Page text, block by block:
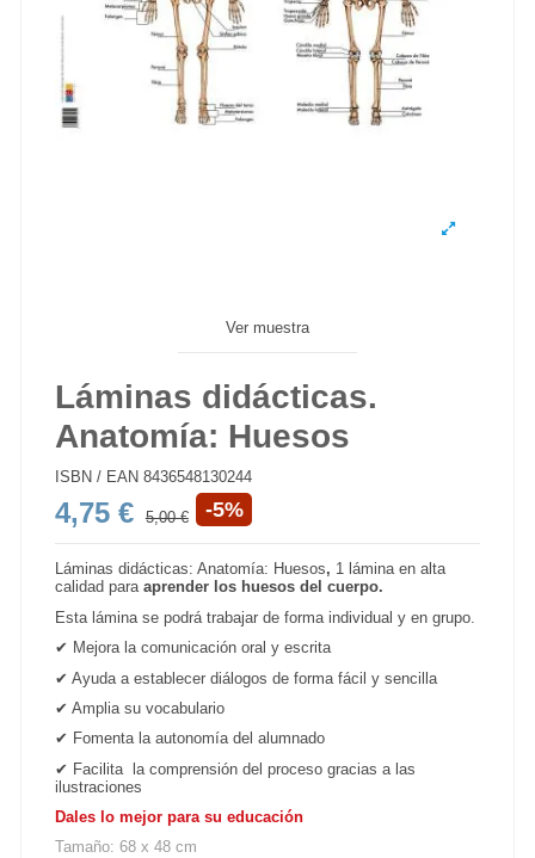
Ver muestra
Láminas didácticas.
Anatomía: Huesos
ISBN / EAN 8436548130244
4,75 € 5,00 € -5%
Láminas didácticas: Anatomía: Huesos, 1 lámina en alta
calidad paraaprender los huesos del cuerpo.
Esta lámina se podrá trabajar de forma individual y en grupo.
✔ Mejora la comunicación oral y escrita
✔ Ayuda a establecer diálogos de forma fácil y sencilla
✔ Amplia su vocabulario
✔ Fomenta la autonomía del alumnado
✔ Facilita la comprensión del proceso gracias a las
ilustraciones
Dales lo mejor para su educación
Tamaño: 68 x 48 cm